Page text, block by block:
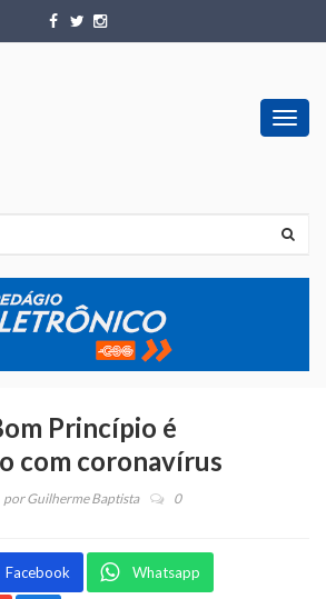
Princípio é
com coronavírus
porGuilherme Baptista 0
Facebook Whatsapp